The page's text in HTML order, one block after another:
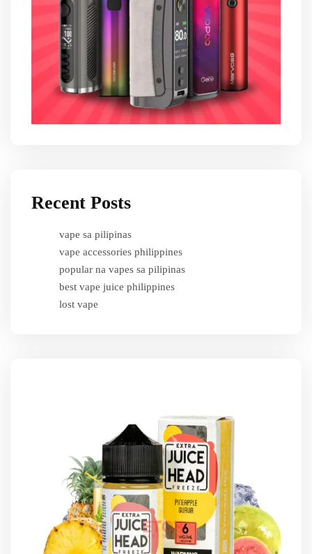
Recent Posts
vape sa pilipinas
vape accessories philippines
popular na vapes sa pilipinas
best vape juice philippines
lost vape